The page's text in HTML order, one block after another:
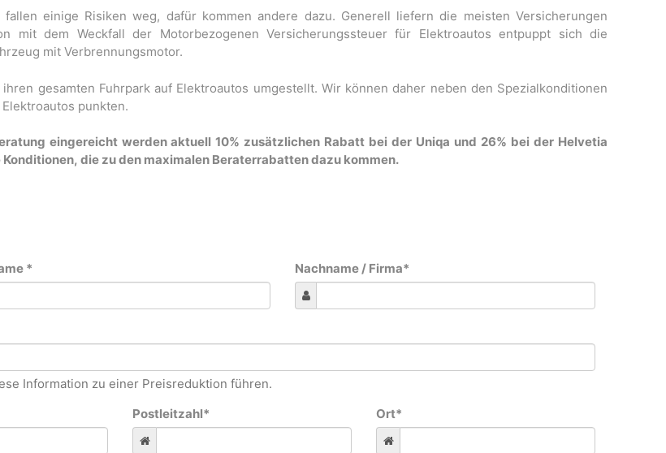
einige Risiken weg, dafür kommen andere dazu. Generell liefern die meisten Versicherungen
mit dem Weckfall der Motorbezogenen Versicherungssteuer für Elektroautos entpuppt sich die
mit Verbrennungsmotor.
gesamten Fuhrpark auf Elektroautos umgestellt. Wir können daher neben den Spezialkonditionen
punkten.
eingereicht werden aktuell 10% zusätzlichen Rabatt bei der Uniqa und 26% bei der Helvetia
die zu den maximalen Beraterrabatten dazu kommen.
* Nachname / Firma*
Information zu einer Preisreduktion führen.
Postleitzahl* Ort*